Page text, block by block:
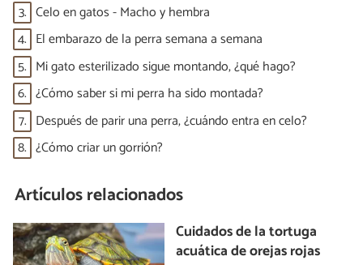
3. Celo en gatos - Macho y hembra
4. El embarazo de la perra semana a semana
5. Mi gato esterilizado sigue montando, ¿qué hago?
6. ¿Cómo saber si mi perra ha sido montada?
7. Después de parir una perra, ¿cuándo entra en celo?
8. ¿Cómo criar un gorrión?
Artículos relacionados
Cuidados de la tortuga
acuática de orejas rojas